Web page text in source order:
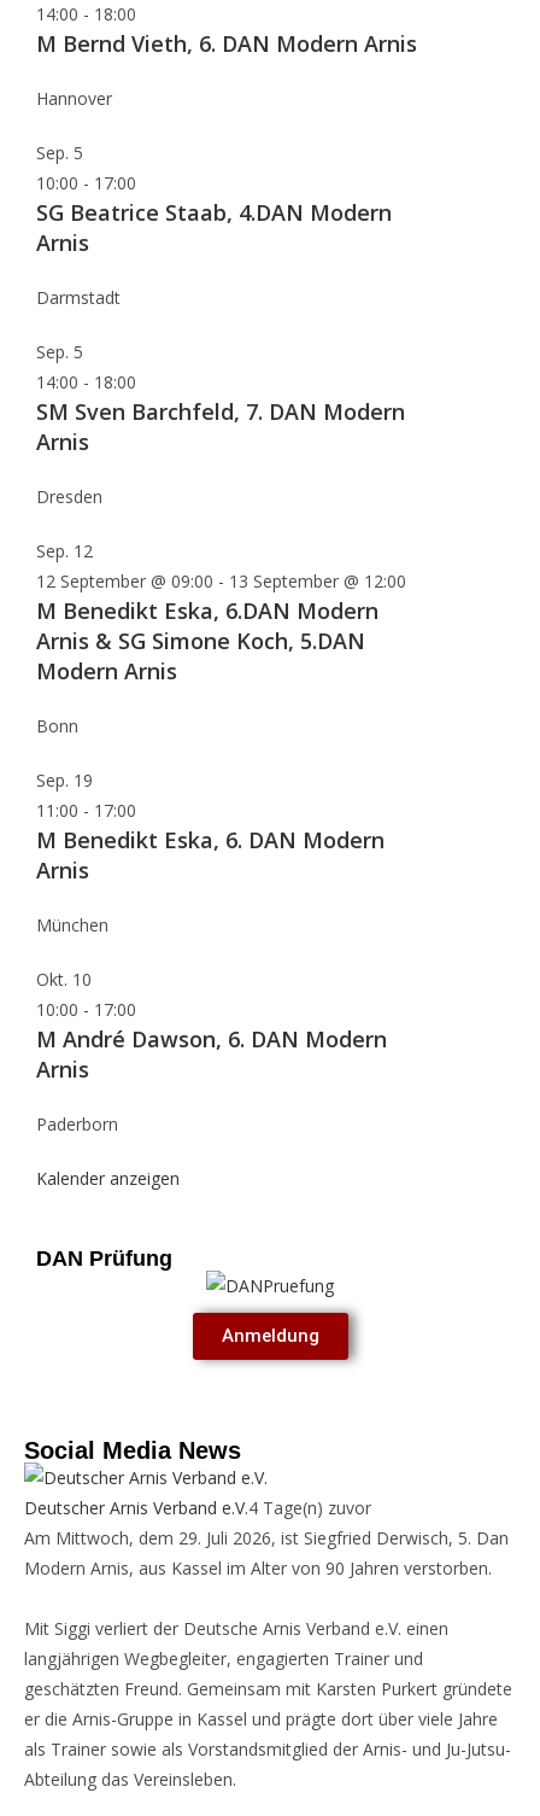
14:00 - 18:00
M Bernd Vieth, 6. DAN Modern Arnis
Hannover
Sep. 5
10:00 - 17:00
SG Beatrice Staab, 4.DAN Modern
Arnis
Darmstadt
Sep. 5
14:00 - 18:00
SM Sven Barchfeld, 7. DAN Modern
Arnis
Dresden
Sep. 12
12 September @ 09:00 - 13 September @ 12:00
M Benedikt Eska, 6.DAN Modern
Arnis & SG Simone Koch, 5.DAN
Modern Arnis
Bonn
Sep. 19
11:00 - 17:00
M Benedikt Eska, 6. DAN Modern
Arnis
München
Okt. 10
10:00 - 17:00
M André Dawson, 6. DAN Modern
Arnis
Paderborn
Kalender anzeigen
DAN Prüfung
Anmeldung
Social Media News
Deutscher Arnis Verband e.V.4 Tage(n) zuvor
Am Mittwoch, dem 29. Juli 2026, ist Siegfried Derwisch, 5. Dan
Modern Arnis, aus Kassel im Alter von 90 Jahren verstorben.
Mit Siggi verliert der Deutsche Arnis Verband e.V. einen
langjährigen Wegbegleiter, engagierten Trainer und
geschätzten Freund. Gemeinsam mit Karsten Purkert gründete
er die Arnis-Gruppe in Kassel und prägte dort über viele Jahre
als Trainer sowie als Vorstandsmitglied der Arnis- und Ju-Jutsu-
Abteilung das Vereinsleben.